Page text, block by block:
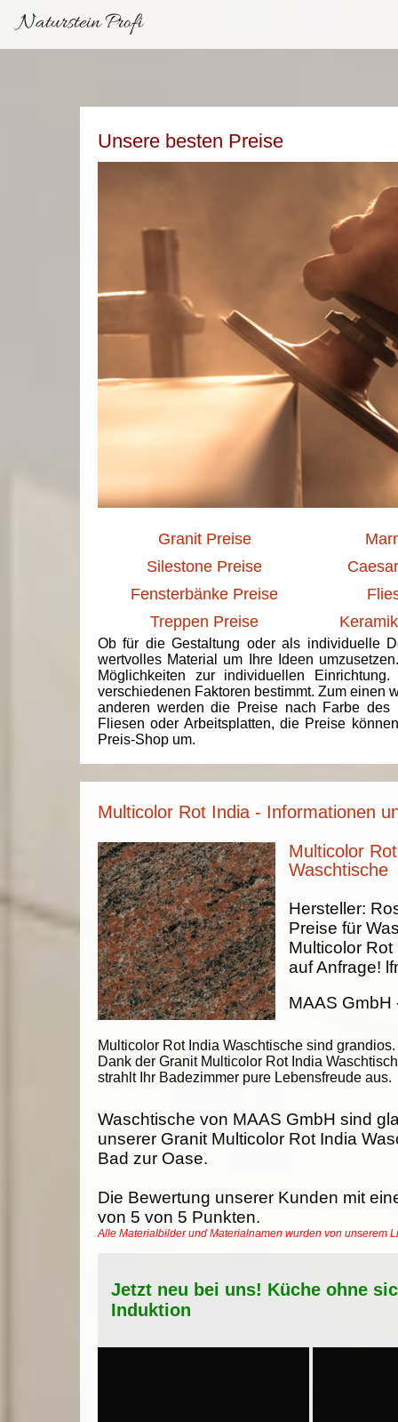
Naturstein Profi
Unsere besten Preise
Granit Preise
Silestone Preise
Fensterbänke Preise
Treppen Preise
Ob für die Gestaltung oder als individuelle
wertvolles Material um Ihre Ideen
Möglichkeiten zur individuellen
verschiedenen Faktoren bestimmt. Zum einen
anderen werden die Preise nach Farbe des
Fliesen oder Arbeitsplatten, die Preise
Preis-Shop um.
Multicolor Rot India - Informationen
Multicolor
Waschtische
Multicolor Rot India Waschtische sind grandios.
Dank der Granit Multicolor Rot India
strahlt Ihr Badezimmer pure Lebensfreude aus.
Hersteller:
Preise für
Multicolor Rot
auf Anfrage!
MAAS GmbH
Waschtische von MAAS GmbH sind
unserer Granit Multicolor Rot India
Bad zur Oase.
Die Bewertung unserer Kunden mit
von 5 von 5 Punkten.
Alle Materialbilder und Materialnamen wurden von unserem
Jetzt neu bei uns! Küche ohne
Induktion